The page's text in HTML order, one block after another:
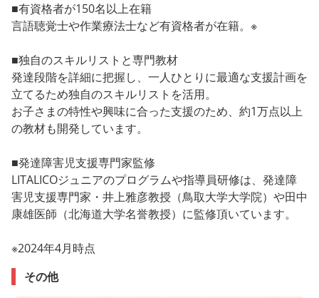
■有資格者が150名以上在籍
言語聴覚士や作業療法士など有資格者が在籍。※
■独自のスキルリストと専門教材
発達段階を詳細に把握し、一人ひとりに最適な支援計画を
立てるため独自のスキルリストを活用。
お子さまの特性や興味に合った支援のため、約1万点以上
の教材も開発しています。
■発達障害児支援専門家監修
LITALICOジュニアのプログラムや指導員研修は、発達障
害児支援専門家・井上雅彦教授（鳥取大学大学院）や田中
康雄医師（北海道大学名誉教授）に監修頂いています。
※2024年4月時点
その他